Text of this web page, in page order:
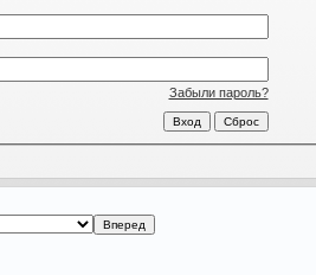
Забыли пароль?